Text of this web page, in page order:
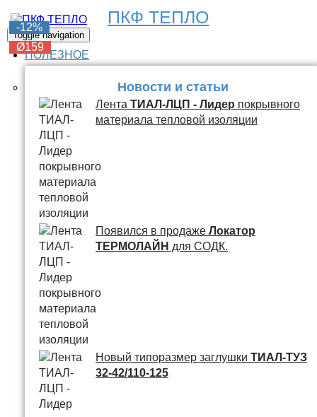
ПКФ ТЕПЛО
Toggle navigation
ПОЛЕЗНОЕ
Новости и статьи
Лента ТИАЛ-ЛЦП - Лидер покрывного
материала тепловой изоляции
Появился в продаже Локатор
ТЕРМОЛАЙН для СОДК.
Новый типоразмер заглушки ТИАЛ-ТУЗ
32-42/110-125
-6%
Ø159
-6%
Ø159
-6%
Ø159
-6%
Ø159
-12%
Ø159